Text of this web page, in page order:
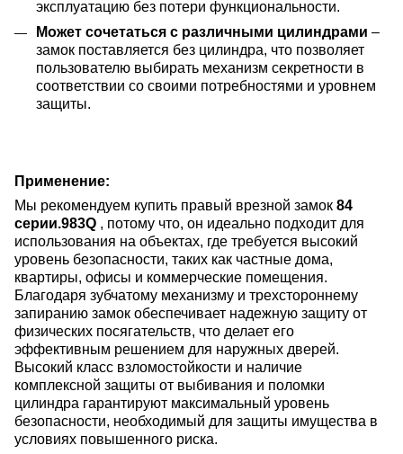
эксплуатацию без потери функциональности.
Может сочетаться с различными цилиндрами –
замок поставляется без цилиндра, что позволяет
пользователю выбирать механизм секретности в
соответствии со своими потребностями и уровнем
защиты.
Применение:
Мы рекомендуем купить правый врезной замок 84
серии.983Q , потому что, он идеально подходит для
использования на объектах, где требуется высокий
уровень безопасности, таких как частные дома,
квартиры, офисы и коммерческие помещения.
Благодаря зубчатому механизму и трехстороннему
запиранию замок обеспечивает надежную защиту от
физических посягательств, что делает его
эффективным решением для наружных дверей.
Высокий класс взломостойкости и наличие
комплексной защиты от выбивания и поломки
цилиндра гарантируют максимальный уровень
безопасности, необходимый для защиты имущества в
условиях повышенного риска.